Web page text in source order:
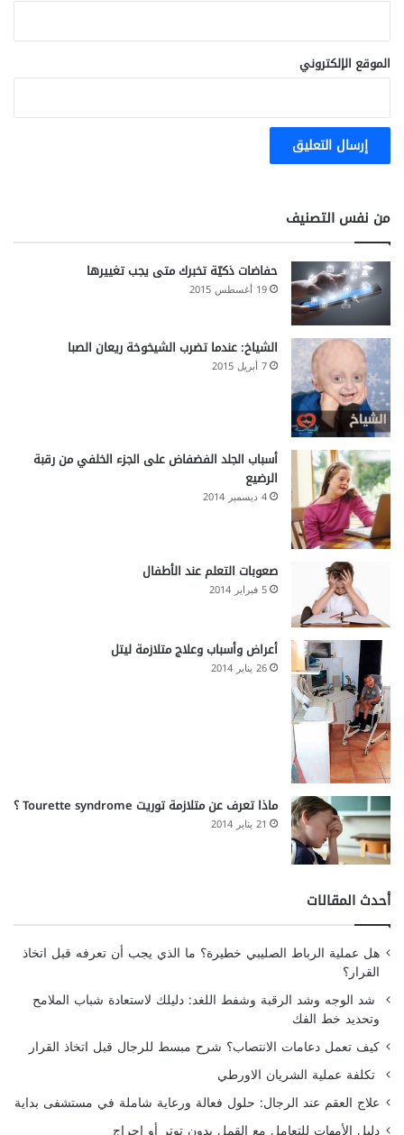
الموقع الإلكتروني
من نفس التصنيف
حفاضات ذكيّة تخبرك متى يجب تغييرها
19 أغسطس 2015
الشياخ: عندما تضرب الشيخوخة ريعان الصبا
7 أبريل 2015
أسباب الجلد الفضفاض على الجزء الخلفي من رقبة
الرضيع
4 ديسمبر 2014
صعوبات التعلم عند الأطفال
5 فبراير 2014
أعراض وأسباب وعلاج متلازمة ليتل
26 يناير 2014
ماذا تعرف عن متلازمة توريت Tourette syndrome ؟
21 يناير 2014
أحدث المقالات
هل عملية الرباط الصليبي خطيرة؟ ما الذي يجب أن تعرفه قبل اتخاذ
القرار؟
شد الوجه وشد الرقبة وشفط اللغد: دليلك لاستعادة شباب الملامح
وتحديد خط الفك
كيف تعمل دعامات الانتصاب؟ شرح مبسط للرجال قبل اتخاذ القرار
تكلفة عملية الشريان الاورطي
علاج العقم عند الرجال: حلول فعالة ورعاية شاملة في مستشفى بداية